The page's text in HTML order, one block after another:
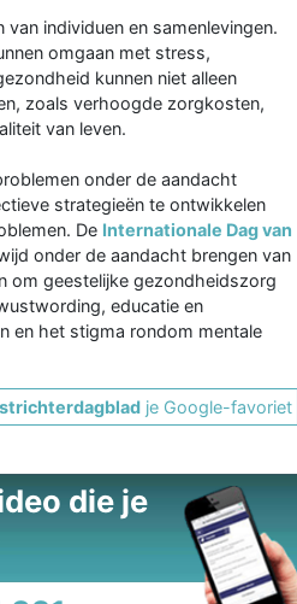
individuen en samenlevingen.
omgaan met stress,
kunnen niet alleen
zoals verhoogde zorgkosten,
van leven.
onder de aandacht
strategieën te ontwikkelen
De Internationale Dag van
onder de aandacht brengen van
om geestelijke gezondheidszorg
educatie en
en het stigma rondom mentale
je Google-favoriet
die je